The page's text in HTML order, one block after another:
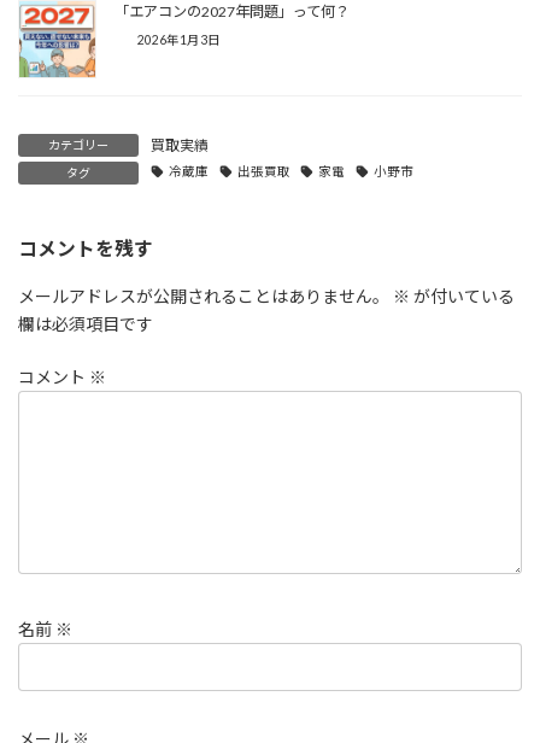
「エアコンの2027年問題」って何？
2026年1月3日
カテゴリー 買取実績
タグ 冷蔵庫 出張買取 家電 小野市
コメントを残す
メールアドレスが公開されることはありません。 ※ が付いている
欄は必須項目です
コメント ※
名前 ※